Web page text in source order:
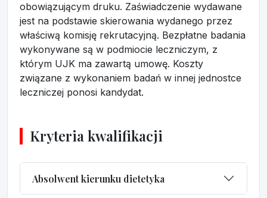
obowiązującym druku. Zaświadczenie wydawane
jest na podstawie skierowania wydanego przez
właściwą komisję rekrutacyjną. Bezpłatne badania
wykonywane są w podmiocie leczniczym, z
którym UJK ma zawartą umowę. Koszty
związane z wykonaniem badań w innej jednostce
leczniczej ponosi kandydat.
Kryteria kwalifikacji
Absolwent kierunku dietetyka